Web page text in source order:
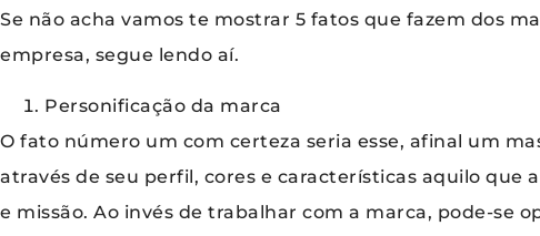
Se não acha vamos te mostrar 5 fatos que fazem dos
empresa, segue lendo aí.
Personificação da marca
O fato número um com certeza seria esse, afinal um
através de seu perfil, cores e características aquilo que
e missão. Ao invés de trabalhar com a marca, pode-se